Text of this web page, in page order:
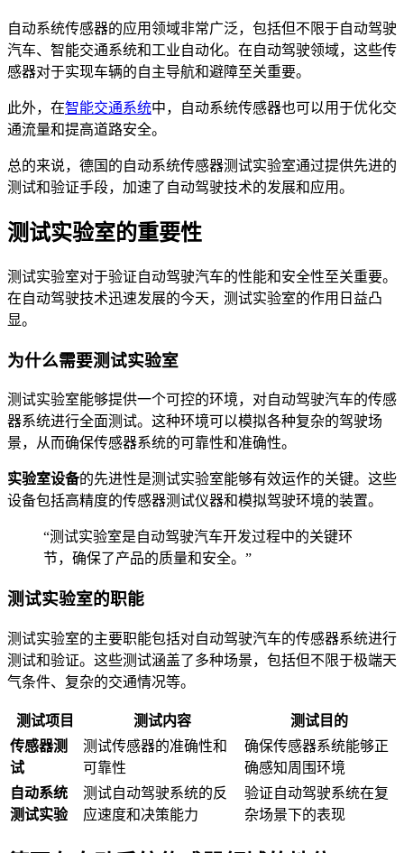
自动系统传感器的应用领域非常广泛，包括但不限于自动驾驶
汽车、智能交通系统和工业自动化。在自动驾驶领域，这些传
感器对于实现车辆的自主导航和避障至关重要。
此外，在智能交通系统中，自动系统传感器也可以用于优化交
通流量和提高道路安全。
总的来说，德国的自动系统传感器测试实验室通过提供先进的
测试和验证手段，加速了自动驾驶技术的发展和应用。
测试实验室的重要性
测试实验室对于验证自动驾驶汽车的性能和安全性至关重要。
在自动驾驶技术迅速发展的今天，测试实验室的作用日益凸
显。
为什么需要测试实验室
测试实验室能够提供一个可控的环境，对自动驾驶汽车的传感
器系统进行全面测试。这种环境可以模拟各种复杂的驾驶场
景，从而确保传感器系统的可靠性和准确性。
实验室设备的先进性是测试实验室能够有效运作的关键。这些
设备包括高精度的传感器测试仪器和模拟驾驶环境的装置。
“测试实验室是自动驾驶汽车开发过程中的关键环
节，确保了产品的质量和安全。”
测试实验室的职能
测试实验室的主要职能包括对自动驾驶汽车的传感器系统进行
测试和验证。这些测试涵盖了多种场景，包括但不限于极端天
气条件、复杂的交通情况等。
测试项目 测试内容
测试目的
传感器测
试
测试传感器的准确性和
可靠性
确保传感器系统能够正
确感知周围环境
自动系统
测试实验
测试自动驾驶系统的反
应速度和决策能力
验证自动驾驶系统在复
杂场景下的表现